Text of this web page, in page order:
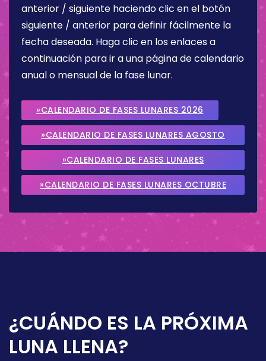
anterior / siguiente haciendo clic en el botón
siguiente / anterior para definir fácilmente la
fecha deseada. Haga clic en los enlaces a
continuación para ir a una página de calendario
anual o mensual de la fase lunar.
»CALENDARIO DE FASES LUNARES 2026
»CALENDARIO DE FASES LUNARES AGOSTO
2026
»CALENDARIO DE FASES LUNARES
SEPTIEMBRE 2026
»CALENDARIO DE FASES LUNARES OCTUBRE
¿CUÁNDO ES LA PRÓXIMA
LUNA LLENA?